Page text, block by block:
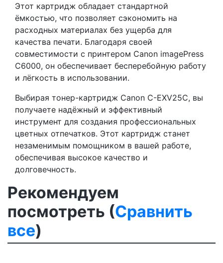
Этот картридж обладает стандартной
ёмкостью, что позволяет сэкономить на
расходных материалах без ущерба для
качества печати. Благодаря своей
совместимости с принтером Canon imagePress
C6000, он обеспечивает бесперебойную работу
и лёгкость в использовании.
Выбирая тонер-картридж Canon C-EXV25C, вы
получаете надёжный и эффективный
инструмент для создания профессиональных
цветных отпечатков. Этот картридж станет
незаменимым помощником в вашей работе,
обеспечивая высокое качество и
долговечность.
Рекомендуем
посмотреть (Сравнить
все)